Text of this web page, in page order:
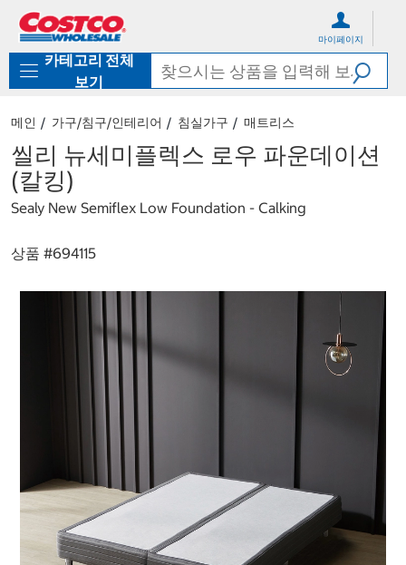
로
기
가
마이페이지
카테고리 전체
보기
메인 가구/침구/인테리어 침실가구 매트리스
씰리 뉴세미플렉스 로우 파운데이션
(칼킹)
Sealy New Semiflex Low Foundation - Calking
상품 #694115